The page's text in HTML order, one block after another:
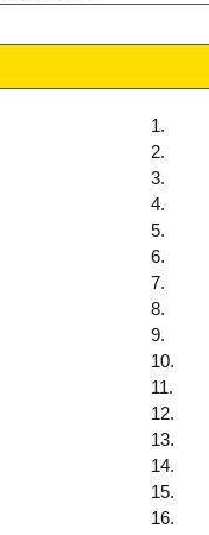
1.
2.
3.
4.
5.
6.
7.
8.
9.
10.
11.
12.
13.
14.
15.
16.